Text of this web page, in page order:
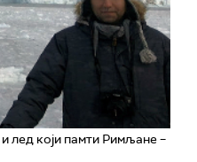
лед који памти Римљане –